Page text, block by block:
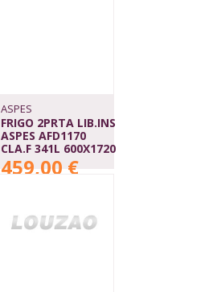
ASPES
FRIGO 2PRTA LIB.INS
ASPES AFD1170
CLA.F 341L 600X1720
459,00 €